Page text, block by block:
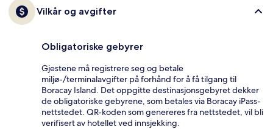
Vilkår og avgifter
Obligatoriske gebyrer
Gjestene må registrere seg og betale
miljø-/terminalavgifter på forhånd for å få tilgang til
Boracay Island. Det oppgitte destinasjonsgebyret dekker
de obligatoriske gebyrene, som betales via Boracay iPass-
nettstedet. QR-koden som genereres fra nettstedet, vil bli
verifisert av hotellet ved innsjekking.